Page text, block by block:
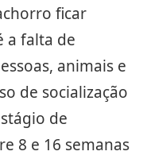
ficar
a falta de
animais e
de socialização
de
8 e 16 semanas